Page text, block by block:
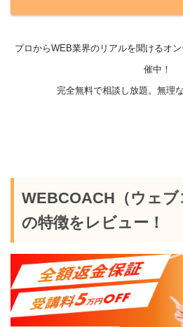
プロからWEB業界のリアルを聞けるオ
催中！
完全無料で相談し放題。無理
WEBCOACH（ウェ
の特徴をレビュー！